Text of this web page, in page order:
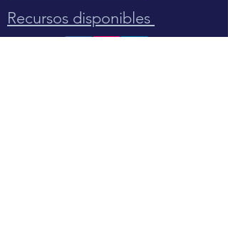
Recursos disponibles